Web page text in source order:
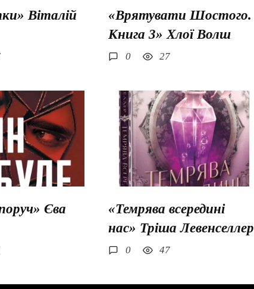
Віталій
«Врятувати Шостого.
Книга 3» Хлої Волш
0 27
Єва
«Темрява всередині
нас» Тріша Левенселлер
0 47